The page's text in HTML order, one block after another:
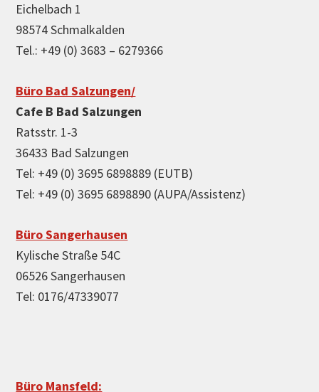
Eichelbach 1
98574 Schmalkalden
Tel.: +49 (0) 3683 – 6279366
Büro Bad Salzungen/
Cafe B Bad Salzungen
Ratsstr. 1-3
36433 Bad Salzungen
Tel: +49 (0) 3695 6898889 (EUTB)
Tel: +49 (0) 3695 6898890 (AUPA/Assistenz)
Büro Sangerhausen
Kylische Straße 54C
06526 Sangerhausen
Tel: 0176/47339077
Büro Mansfeld: